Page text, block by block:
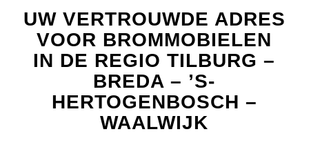
UW VERTROUWDE ADRES
VOOR BROMMOBIELEN
IN DE REGIO TILBURG –
BREDA – ’S-
HERTOGENBOSCH –
WAALWIJK